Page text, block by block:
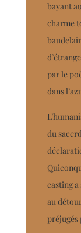
bayant
charme
par le
dans
du
casting
au
préjugés